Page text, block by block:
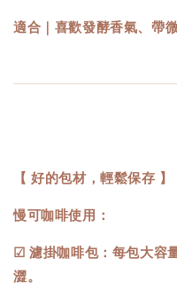
適合｜喜歡發酵香氣、帶
【 好的包材，輕鬆保存 】
慢可咖啡使用：
☑ 濾掛咖啡包：每包大容
澀。